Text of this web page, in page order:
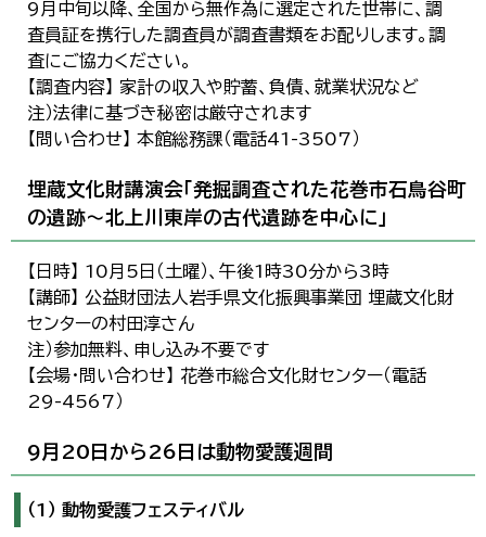
9月中旬以降、全国から無作為に選定された世帯に、調
査員証を携行した調査員が調査書類をお配りします。調
査にご協力ください。
【調査内容】 家計の収入や貯蓄、負債、就業状況など
注）法律に基づき秘密は厳守されます
【問い合わせ】 本館総務課（電話41-3507）
埋蔵文化財講演会「発掘調査された花巻市石鳥谷町
の遺跡～北上川東岸の古代遺跡を中心に」
【日時】 10月5日（土曜）、午後1時30分から3時
【講師】 公益財団法人岩手県文化振興事業団 埋蔵文化財
センターの村田淳さん
注）参加無料、申し込み不要です
【会場・問い合わせ】 花巻市総合文化財センター（電話
29-4567）
9月20日から26日は動物愛護週間
（1） 動物愛護フェスティバル